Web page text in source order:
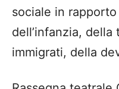
sociale in
dell’infanzia,
immigrati, della